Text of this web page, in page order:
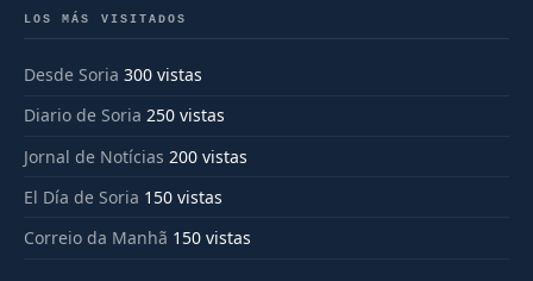
LOS MÁS VISITADOS
Desde Soria 300 vistas
Diario de Soria 250 vistas
Jornal de Notícias 200 vistas
El Día de Soria 150 vistas
Correio da Manhã 150 vistas